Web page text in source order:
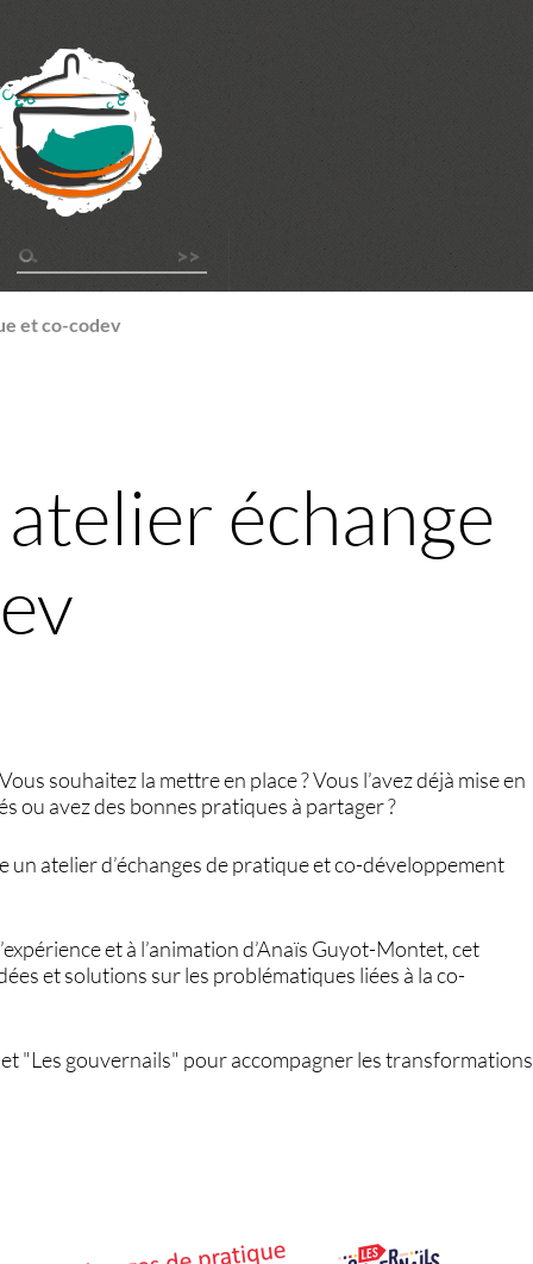
et co-codev
échange
souhaitez la mettre en place ? Vous l’avez déjà mise en
ou avez des bonnes pratiques à partager ?
un atelier d’échanges de pratique et co-développement
et à l’animation d’Anaïs Guyot-Montet, cet
et solutions sur les problématiques liées à la co-
"Les gouvernails" pour accompagner les transformations